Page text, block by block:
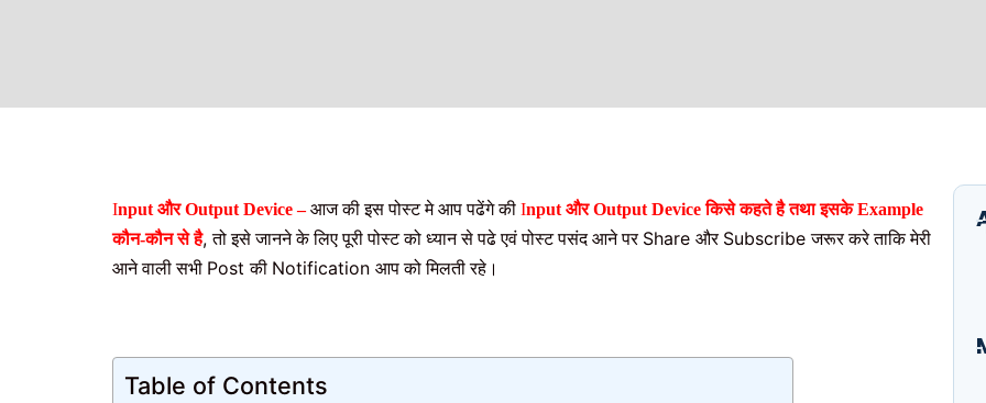
Input और Output Device –आज की इस पोस्ट मे आप पढेंगे की Input और Output Device किसे कहते है तथा इसके Example
कौन-कौन से है,तो इसे जानने के लिए पूरी पोस्ट को ध्यान से पढे एवं पोस्ट पसंद आने पर Share और Subscribeजरूर करे ताकि मेरी
आने वाली सभी Postकी Notification आप को मिलती रहे।
Table of Contents